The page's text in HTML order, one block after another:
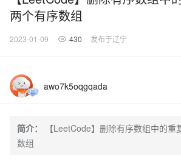
两个有序数组
2023-01-09 430 发布于辽宁
awo7k5oqgqada
简介：
【LeetCode】删除有序数组中的
数组